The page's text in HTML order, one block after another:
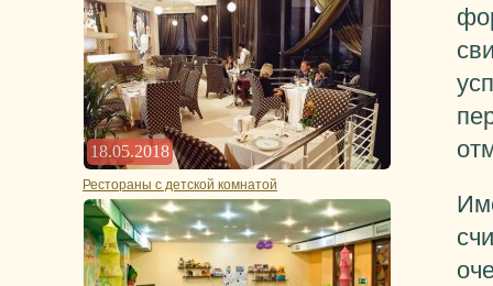
18.05.2018
Рестораны с детской комнатой